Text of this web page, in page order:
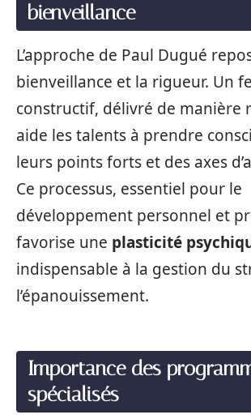
bienveillance
L’approche de Paul Dugué
bienveillance et la rigueur. Un
constructif, délivré de manière
aide les talents à prendre
leurs points forts et des axes
Ce processus, essentiel pour le
développement personnel et
favorise une plasticité
indispensable à la gestion du
l’épanouissement.
Importance des
spécialisés